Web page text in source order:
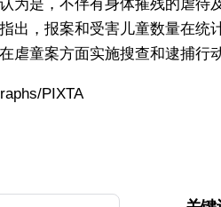
为是，不伴有身体摧残的虐待
出，报案和受害儿童数量在统
虐童案方面实施搜查和逮捕行
PIXTA